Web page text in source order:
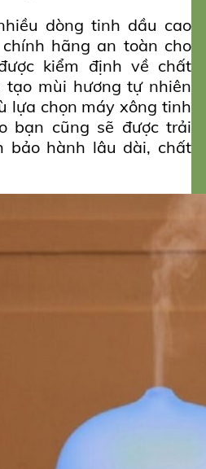
dòng tinh dầu cao
hãng an toàn cho
kiểm định về chất
tạo mùi hương tự nhiên
lựa chọn máy xông tinh
bạn cũng sẽ được trải
bảo hành lâu dài, chất